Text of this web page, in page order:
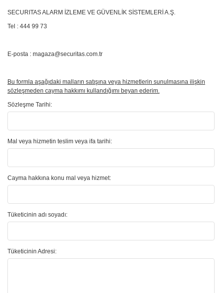
SECURITAS ALARM İZLEME VE GÜVENLİK SİSTEMLERİ A.Ş.
Tel : 444 99 73
E-posta : magaza@securitas.com.tr
Bu formla aşağıdaki malların satışına veya hizmetlerin sunulmasına ilişkin
sözleşmeden cayma hakkımı kullandığımı beyan ederim.
Sözleşme Tarihi:
Mal veya hizmetin teslim veya ifa tarihi:
Cayma hakkına konu mal veya hizmet:
Tüketicinin adı soyadı:
Tüketicinin Adresi: